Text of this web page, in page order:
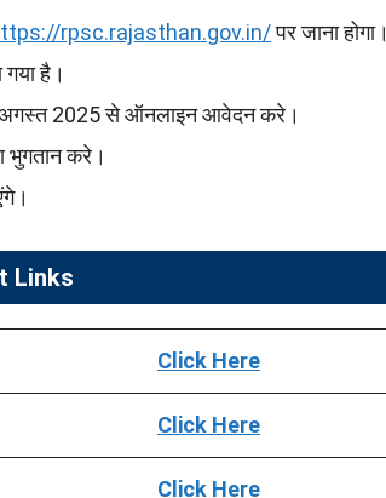
rpsc.rajasthan.gov.in/पर जाना होगा।
है।
अगस्त 2025 से ऑनलाइन आवेदन करे।
भुगतान करे।
Links
Click Here
Click Here
Click Here